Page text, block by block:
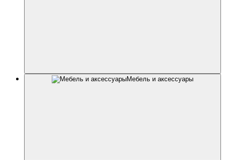
Мебель и аксессуары